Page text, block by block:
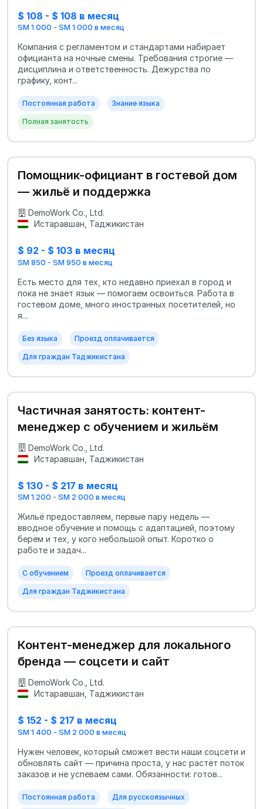
$ 108 - $ 108 в месяц
SM 1 000 - SM 1 000 в месяц
Компания с регламентом и стандартами набирает
официанта на ночные смены. Требования строгие —
дисциплина и ответственность. Дежурства по
графику, конт...
Постоянная работа Знание языка
Полная занятость
Помощник-официант в гостевой дом
— жильё и поддержка
DemoWork Co., Ltd.
Истаравшан, Таджикистан
$ 92 - $ 103 в месяц
SM 850 - SM 950 в месяц
Есть место для тех, кто недавно приехал в город и
пока не знает язык — помогаем освоиться. Работа в
гостевом доме, много иностранных посетителей, но
я...
Без языка Проезд оплачивается
Для граждан Таджикистана
Частичная занятость: контент-
менеджер с обучением и жильём
DemoWork Co., Ltd.
Истаравшан, Таджикистан
$ 130 - $ 217 в месяц
SM 1 200 - SM 2 000 в месяц
Жильё предоставляем, первые пару недель —
вводное обучение и помощь с адаптацией, поэтому
берём и тех, у кого небольшой опыт. Коротко о
работе и задач...
С обучением Проезд оплачивается
Для граждан Таджикистана
Контент-менеджер для локального
бренда — соцсети и сайт
DemoWork Co., Ltd.
Истаравшан, Таджикистан
$ 152 - $ 217 в месяц
SM 1 400 - SM 2 000 в месяц
Нужен человек, который сможет вести наши соцсети и
обновлять сайт — причина проста, у нас растёт поток
заказов и не успеваем сами. Обязанности: готов...
Постоянная работа Для русскоязычных